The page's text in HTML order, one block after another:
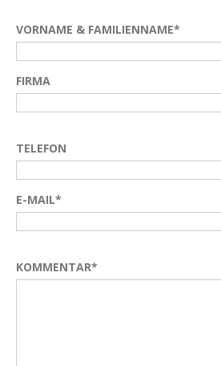
VORNAME & FAMILIENNAME*
FIRMA
TELEFON
E-MAIL*
KOMMENTAR*